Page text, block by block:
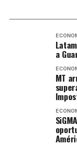
Quer ficar por
Rural e planeje-
Durigan afirmou
economias
investimentos e
à transição
objetivo é
capital privado
na
a
MT